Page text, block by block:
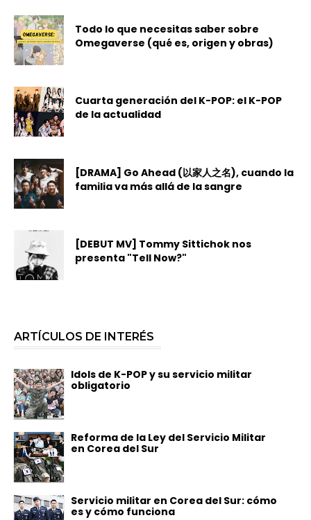
Todo lo que necesitas saber sobre
Omegaverse (qué es, origen y obras)
Cuarta generación del K-POP: el K-POP
de la actualidad
[DRAMA] Go Ahead (以家人之名), cuando la
familia va más allá de la sangre
[DEBUT MV] Tommy Sittichok nos
presenta "Tell Now?"
ARTÍCULOS DE INTERÉS
Idols de K-POP y su servicio militar
obligatorio
Reforma de la Ley del Servicio Militar
en Corea del Sur
Servicio militar en Corea del Sur: cómo
es y cómo funciona